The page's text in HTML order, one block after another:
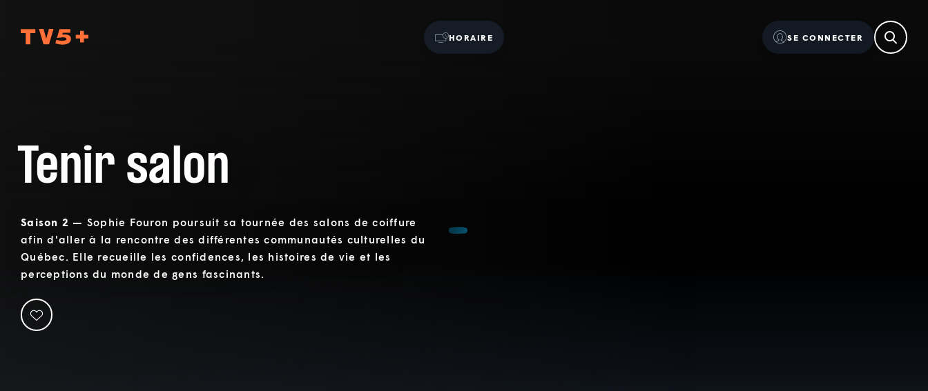
HORAIRE SE CONNECTER
Tenir salon
Saison 2 — Sophie Fouron poursuit sa tournée des salons de coiffure
afin d'aller à la rencontre des différentes communautés culturelles du
Québec. Elle recueille les confidences, les histoires de vie et les
perceptions du monde de gens fascinants.